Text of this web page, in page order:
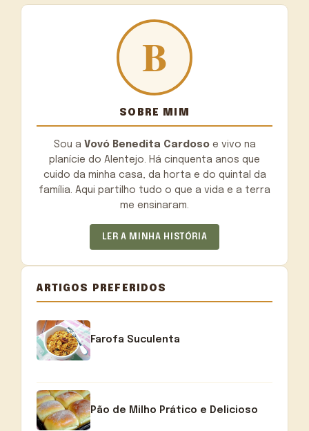
SOBRE MIM
Sou a Vovó Benedita Cardosoe vivo na
planície do Alentejo. Há cinquenta anos que
cuido da minha casa, da horta e do quintal da
família. Aqui partilho tudo o que a vida e a terra
me ensinaram.
LER A MINHA HISTÓRIA
ARTIGOS PREFERIDOS
Farofa Suculenta
Pão de Milho Prático e Delicioso